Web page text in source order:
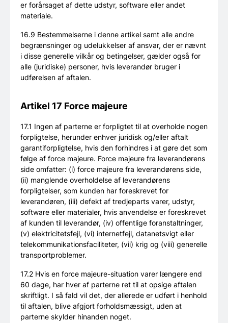
er forårsaget af dette udstyr, software eller andet
materiale.
16.9 Bestemmelserne i denne artikel samt alle andre
begrænsninger og udelukkelser af ansvar, der er nævnt
i disse generelle vilkår og betingelser, gælder også for
alle (juridiske) personer, hvis leverandør bruger i
udførelsen af aftalen.
Artikel 17 Force majeure
17.1 Ingen af parterne er forpligtet til at overholde nogen
forpligtelse, herunder enhver juridisk og/eller aftalt
garantiforpligtelse, hvis den forhindres i at gøre det som
følge af force majeure. Force majeure fra leverandørens
side omfatter: (i) force majeure fra leverandørens side,
(ii) manglende overholdelse af leverandørens
forpligtelser, som kunden har foreskrevet for
leverandøren, (iii) defekt af tredjeparts varer, udstyr,
software eller materialer, hvis anvendelse er foreskrevet
af kunden til leverandør, (iv) offentlige foranstaltninger,
(v) elektricitetsfejl, (vi) internetfejl, datanetsvigt eller
telekommunikationsfaciliteter, (vii) krig og (viii) generelle
transportproblemer.
17.2 Hvis en force majeure-situation varer længere end
60 dage, har hver af parterne ret til at opsige aftalen
skriftligt. I så fald vil det, der allerede er udført i henhold
til aftalen, blive afgjort forholdsmæssigt, uden at
parterne skylder hinanden noget.